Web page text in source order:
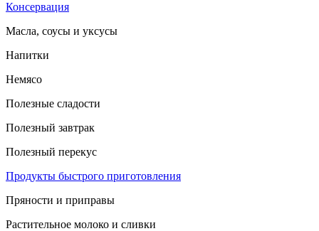
Консервация
Масла, соусы и уксусы
Напитки
Немясо
Полезные сладости
Полезный завтрак
Полезный перекус
Продукты быстрого приготовления
Пряности и приправы
Растительное молоко и сливки